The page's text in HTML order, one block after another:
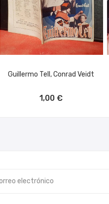
Guillermo Tell, Conrad Veidt
1,00 €